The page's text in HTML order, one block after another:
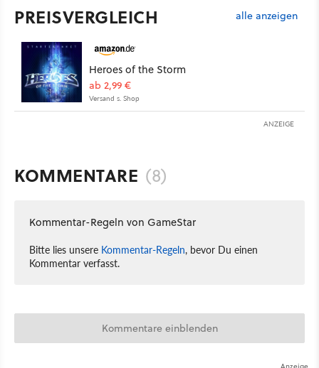
PREISVERGLEICH alle anzeigen
Heroes of the Storm
ab 2,99 €
Versand s. Shop
ANZEIGE
KOMMENTARE (8)
Kommentar-Regeln von GameStar
Bitte lies unsere Kommentar-Regeln, bevor Du einen
Kommentar verfasst.
Kommentare einblenden